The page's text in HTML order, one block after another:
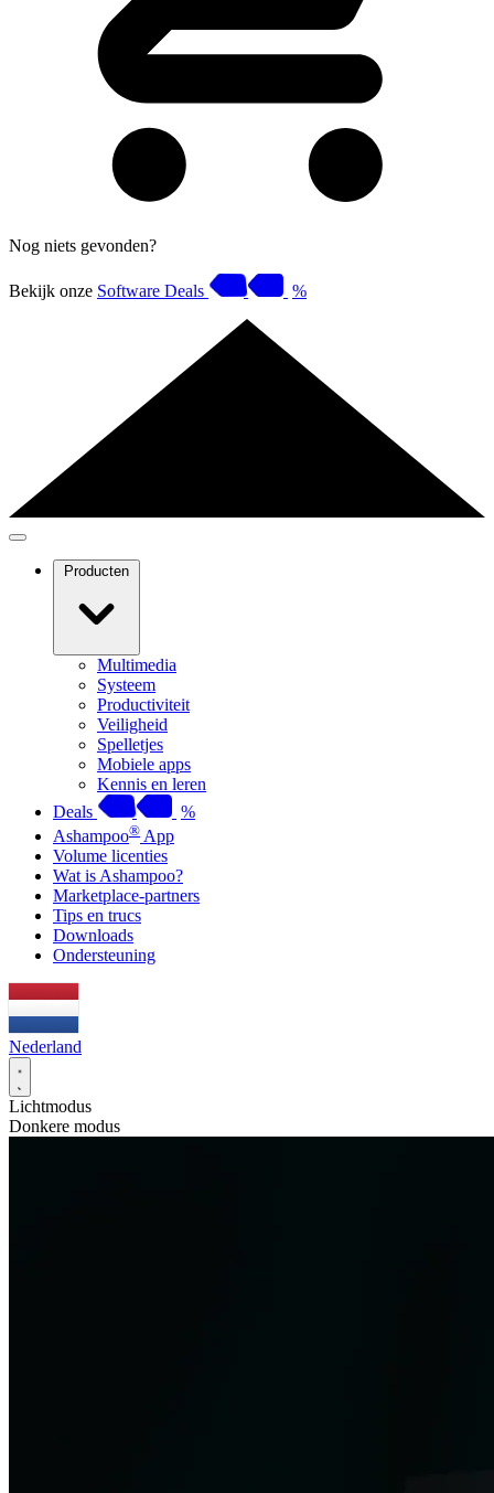
Nog niets gevonden?
Bekijk onze Software Deals %
Producten
Multimedia
Systeem
Productiviteit
Veiligheid
Spelletjes
Mobiele apps
Kennis en leren
Deals
%
Ashampoo® App
Volume licenties
Wat is Ashampoo?
Marketplace-partners
Tips en trucs
Downloads
Ondersteuning
Nederland
Lichtmodus
Donkere modus